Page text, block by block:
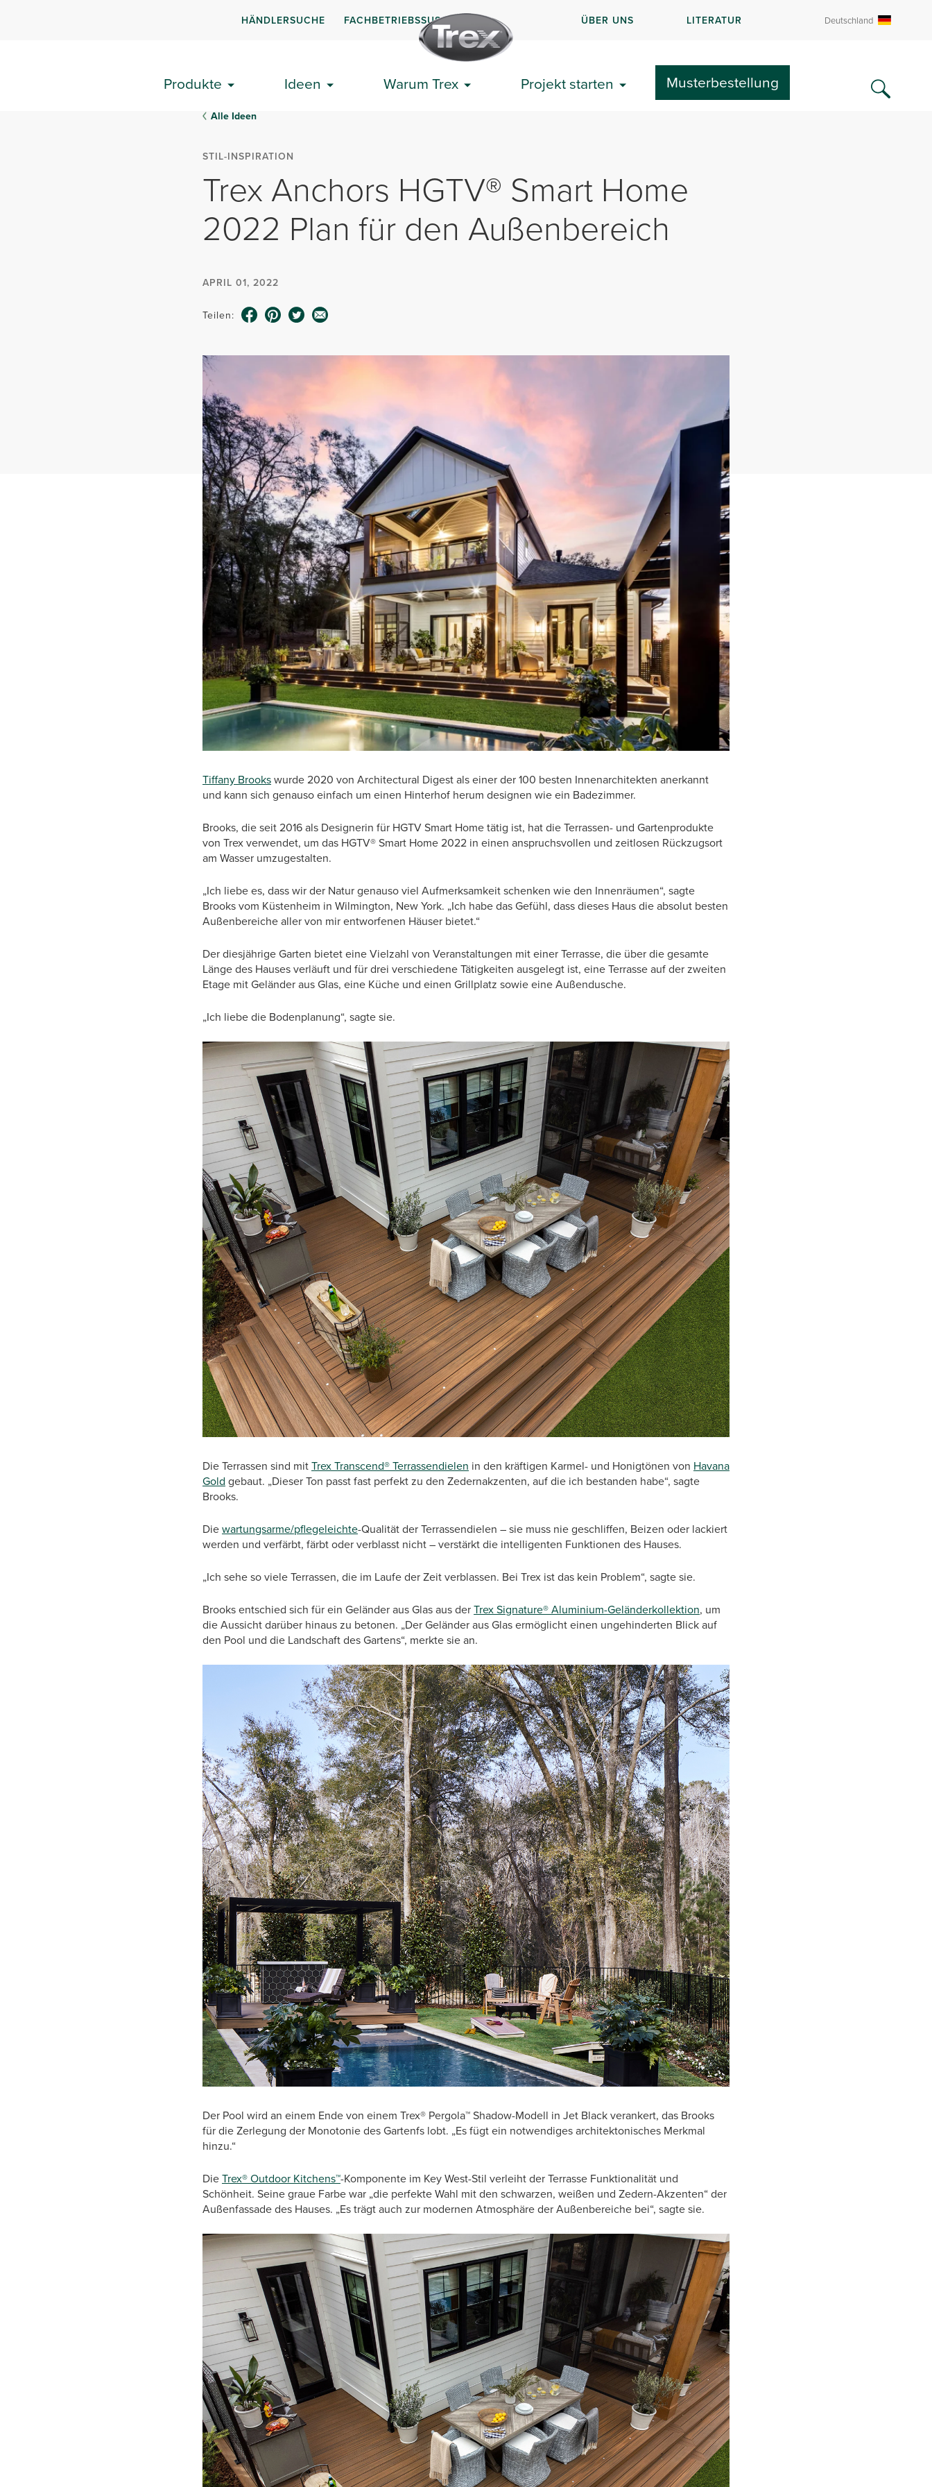
HÄNDLERSUCHE FACHBETRIEBSSUSCHE ÜBER UNS LITERATUR Deutschland
Produkte Ideen Warum Trex Projekt starten Musterbestellung
Alle Ideen
STIL-INSPIRATION
Trex Anchors HGTV® Smart Home
2022 Plan für den Außenbereich
APRIL 01, 2022
Teilen:
Tiffany Brookswurde 2020 von Architectural Digest als einer der 100 besten Innenarchitekten anerkannt
und kann sich genauso einfach um einen Hinterhof herum designen wie ein Badezimmer.
Brooks, die seit 2016 als Designerin für HGTV Smart Home tätig ist, hat die Terrassen- und Gartenprodukte
von Trex verwendet, um das HGTV® Smart Home 2022 in einen anspruchsvollen und zeitlosen Rückzugsort
am Wasser umzugestalten.
„Ich liebe es, dass wir der Natur genauso viel Aufmerksamkeit schenken wie den Innenräumen“, sagte
Brooks vom Küstenheim in Wilmington, New York. „Ich habe das Gefühl, dass dieses Haus die absolut besten
Außenbereiche aller von mir entworfenen Häuser bietet.“
Der diesjährige Garten bietet eine Vielzahl von Veranstaltungen mit einer Terrasse, die über die gesamte
Länge des Hauses verläuft und für drei verschiedene Tätigkeiten ausgelegt ist, eine Terrasse auf der zweiten
Etage mit Geländer aus Glas, eine Küche und einen Grillplatz sowie eine Außendusche.
„Ich liebe die Bodenplanung“, sagte sie.
Die Terrassen sind mitTrex Transcend® Terrassendielen in den kräftigen Karmel- und Honigtönen von Havana
Gold gebaut. „Dieser Ton passt fast perfekt zu den Zedernakzenten, auf die ich bestanden habe“, sagte
Brooks.
Diewartungsarme/pflegeleichte-Qualität der Terrassendielen – sie muss nie geschliffen, Beizen oder lackiert
werden und verfärbt, färbt oder verblasst nicht – verstärkt die intelligenten Funktionen des Hauses.
„Ich sehe so viele Terrassen, die im Laufe der Zeit verblassen. Bei Trex ist das kein Problem“, sagte sie.
Brooks entschied sich für ein Geländer aus Glas aus derTrex Signature® Aluminium-Geländerkollektion, um
die Aussicht darüber hinaus zu betonen. „Der Geländer aus Glas ermöglicht einen ungehinderten Blick auf
den Pool und die Landschaft des Gartens“, merkte sie an.
Der Pool wird an einem Ende von einem Trex® Pergola™ Shadow-Modell in Jet Black verankert, das Brooks
für die Zerlegung der Monotonie des Gartenfs lobt. „Es fügt ein notwendiges architektonisches Merkmal
hinzu.“
DieTrex® Outdoor Kitchens™-Komponente im Key West-Stil verleiht der Terrasse Funktionalität und
Schönheit. Seine graue Farbe war „die perfekte Wahl mit den schwarzen, weißen und Zedern-Akzenten“ der
Außenfassade des Hauses. „Es trägt auch zur modernen Atmosphäre der Außenbereiche bei“, sagte sie.